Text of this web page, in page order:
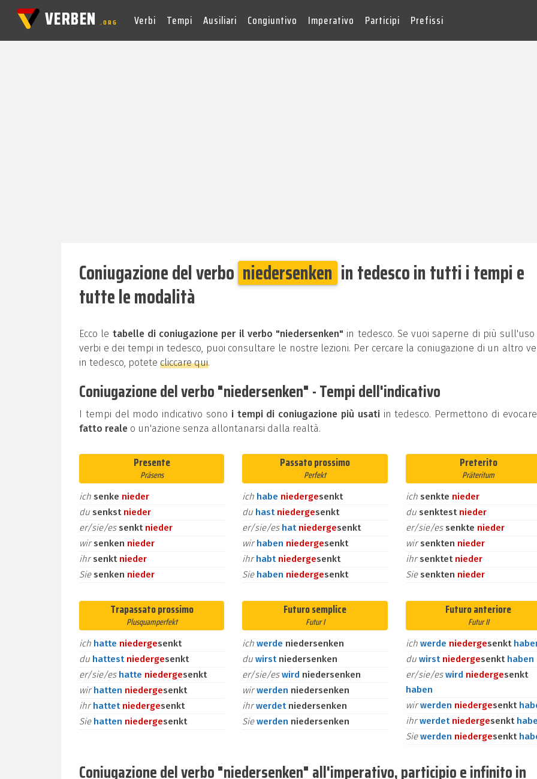
VERBEN.ORG Verbi Tempi Ausiliari Congiuntivo Imperativo Participi Prefissi
Coniugazione del verbo niedersenken in tedesco in tutti i tempi e
tutte le modalità
Ecco le tabelle di coniugazione per il verbo "niedersenken" in tedesco. Se vuoi saperne di più sull'uso
verbi e dei tempi in tedesco, puoi consultare le nostre lezioni. Per cercare la coniugazione di un altro
in tedesco, potete cliccare qui.
Coniugazione del verbo "niedersenken" - Tempi dell'indicativo
I tempi del modo indicativo sono i tempi di coniugazione più usati in tedesco. Permettono di evocare
fatto reale o un'azione senza allontanarsi dalla realtà.
Presente
Präsens
ich senke nieder
du senkst nieder
er/sie/es senkt nieder
wirsenken nieder
ihrsenkt nieder
Sie senken nieder
Passato prossimo
Perfekt
ich habe niedergesenkt
du hast niedergesenkt
er/sie/es hat niedergesenkt
wirhaben niedergesenkt
ihrhabt niedergesenkt
Sie haben niedergesenkt
Preterito
Präteritum
ich senkte nieder
du senktest nieder
er/sie/es senkte nieder
wirsenkten nieder
ihrsenktet nieder
Sie senkten nieder
Trapassato prossimo
Plusquamperfekt
ich hatte niedergesenkt
du hattest niedergesenkt
er/sie/es hatte niedergesenkt
wirhatten niedergesenkt
ihrhattet niedergesenkt
Sie hatten niedergesenkt
Futuro semplice
Futur I
ichwerde niedersenken
duwirst niedersenken
er/sie/eswird niedersenken
wirwerden niedersenken
ihrwerdet niedersenken
Siewerden niedersenken
Futuro anteriore
Futur II
ich werde niedergesenkt
du wirst niedergesenkt haben
er/sie/eswird niedergesenkt
haben
wirwerden niedergesenkt
ihrwerdet niedergesenkt
Siewerden niedergesenkt
Coniugazione del verbo "niedersenken" all'imperativo, participio e infinito in